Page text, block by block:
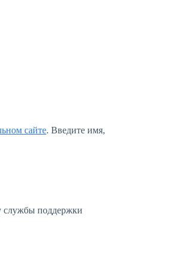
сайте. Введите имя,
службы поддержки